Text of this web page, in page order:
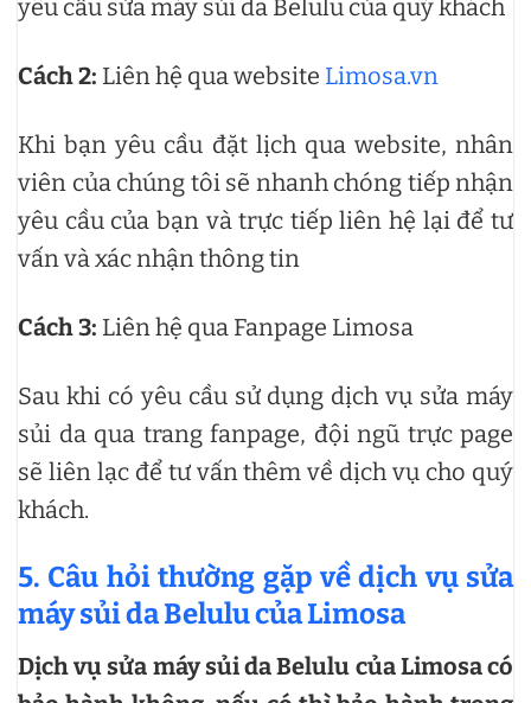
yêu cầu sửa máy sủi da Belulu của quý khách
Cách 2: Liên hệ qua website Limosa.vn
Khi bạn yêu cầu đặt lịch qua website, nhân
viên của chúng tôi sẽ nhanh chóng tiếp nhận
yêu cầu của bạn và trực tiếp liên hệ lại để tư
vấn và xác nhận thông tin
Cách 3: Liên hệ qua Fanpage Limosa
Sau khi có yêu cầu sử dụng dịch vụ sửa máy
sủi da qua trang fanpage, đội ngũ trực page
sẽ liên lạc để tư vấn thêm về dịch vụ cho quý
khách.
5. Câu hỏi thường gặp về dịch vụ sửa
máy sủi da Belulu của Limosa
Dịch vụ sửa máy sủi da Belulu của Limosa có